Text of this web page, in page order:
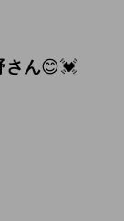
さん😊💓